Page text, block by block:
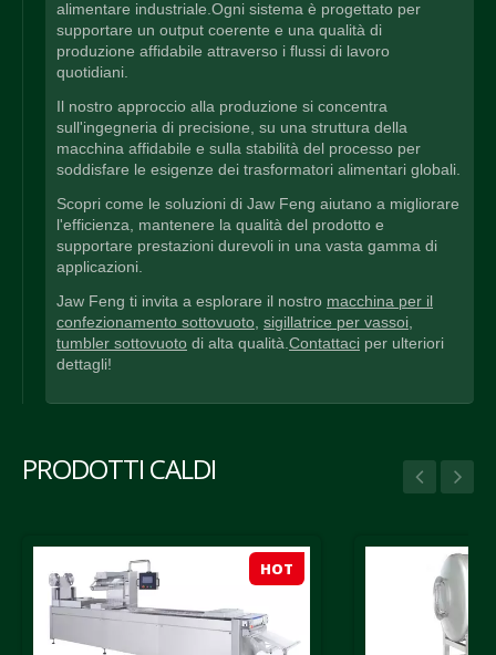
alimentare industriale.Ogni sistema è progettato per
supportare un output coerente e una qualità di
produzione affidabile attraverso i flussi di lavoro
quotidiani.
Il nostro approccio alla produzione si concentra
sull'ingegneria di precisione, su una struttura della
macchina affidabile e sulla stabilità del processo per
soddisfare le esigenze dei trasformatori alimentari globali.
Scopri come le soluzioni di Jaw Feng aiutano a migliorare
l'efficienza, mantenere la qualità del prodotto e
supportare prestazioni durevoli in una vasta gamma di
applicazioni.
Jaw Feng ti invita a esplorare il nostro macchina per il
confezionamento sottovuoto, sigillatrice per vassoi,
tumbler sottovuoto di alta qualità.Contattaci per ulteriori
dettagli!
PRODOTTI CALDI
HOT